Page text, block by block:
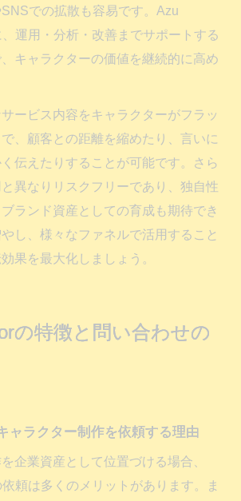
での拡散も容易です。Azu
運用・分析・改善までサポートする
キャラクターの価値を継続的に高め
ービス内容をキャラクターがフラッ
、顧客との距離を縮めたり、言いに
伝えたりすることが可能です。さら
異なりリスクフリーであり、独自性
ランド資産としての育成も期待でき
し、様々なファネルで活用すること
果を最大化しましょう。
の特徴と問い合わせの
ャラクター制作を依頼する理由
企業資産として位置づける場合、
頼は多くのメリットがあります。ま